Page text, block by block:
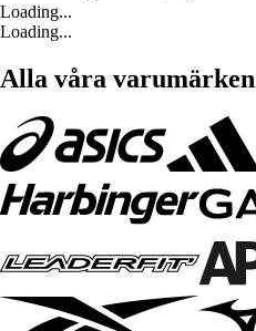
Loading...
Loading...
Alla våra varumärken